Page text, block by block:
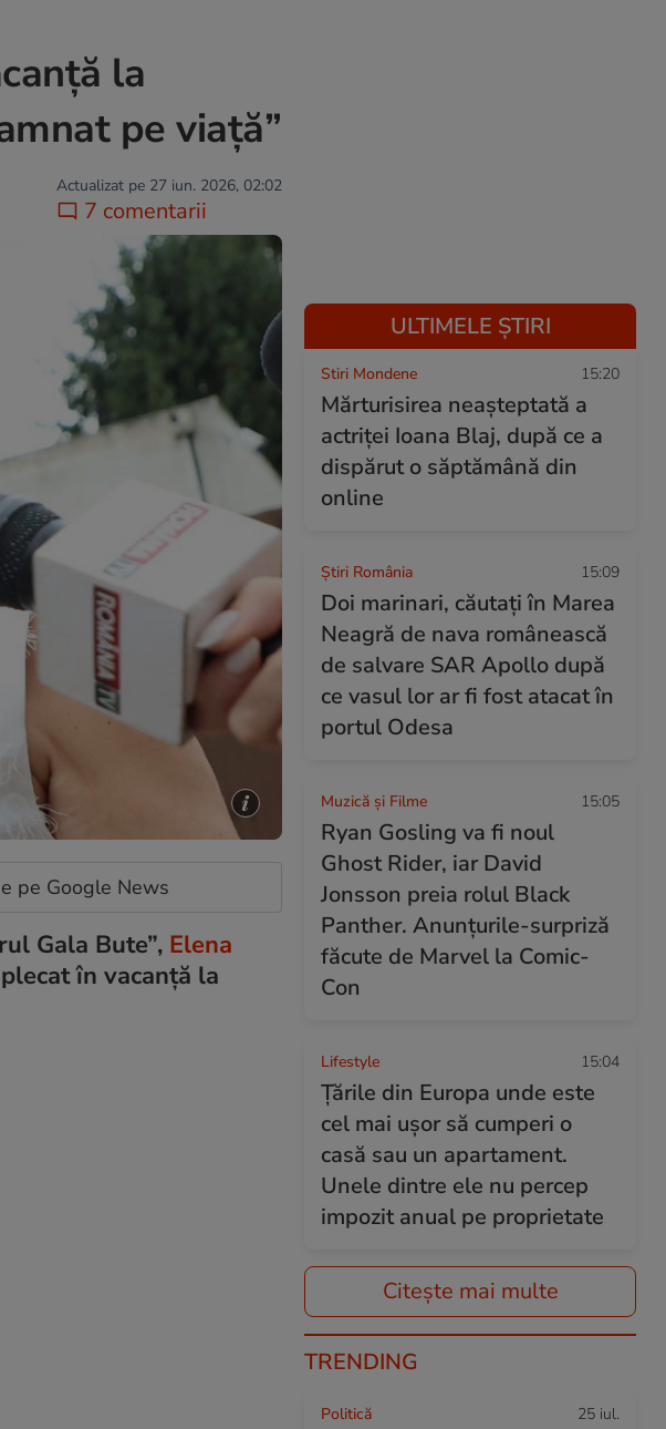
la
pe viață”
Actualizat pe 27 iun. 2026, 02:02
7 comentarii
pe Google News
Gala Bute”, Elena
în vacanță la
ULTIMELE ȘTIRI
Stiri Mondene 15:20
Mărturisirea neașteptată a
actriței Ioana Blaj, după ce a
dispărut o săptămână din
online
Știri România 15:09
Doi marinari, căutați în Marea
Neagră de nava românească
de salvare SAR Apollo după
ce vasul lor ar fi fost atacat în
portul Odesa
Muzică și Filme 15:05
Ryan Gosling va fi noul
Ghost Rider, iar David
Jonsson preia rolul Black
Panther. Anunțurile-surpriză
făcute de Marvel la Comic-
Con
Lifestyle 15:04
Țările din Europa unde este
cel mai ușor să cumperi o
casă sau un apartament.
Unele dintre ele nu percep
impozit anual pe proprietate
Citește mai multe
TRENDING
Politică 25 iul.